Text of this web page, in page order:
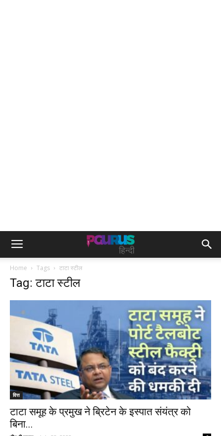
Home Tags टाटा स्टील
Tag: टाटा स्टील
वित्त
टाटा समूह के प्रमुख ने ब्रिटेन के इस्पात संयंत्र को
बिना...